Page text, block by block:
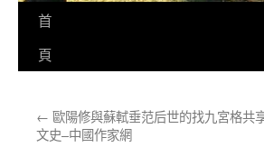
首
頁
← 歐陽修與蘇軾垂范后世的找九宮格共
文史–中國作家網